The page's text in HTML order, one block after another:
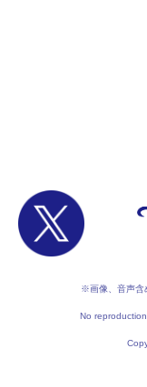
※画像、音声含
No